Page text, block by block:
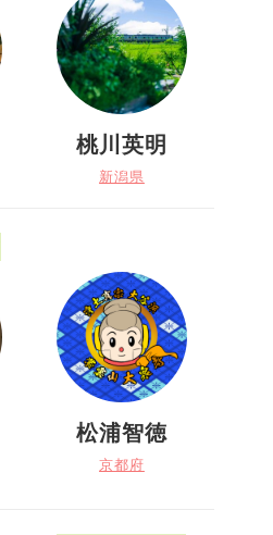
桃川英明
新潟県
松浦智徳
京都府